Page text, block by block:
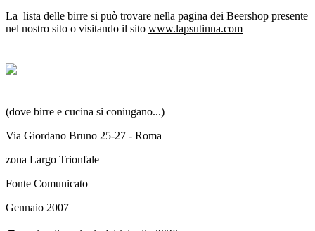
La lista delle birre si può trovare nella pagina dei Beershop presente
nel nostro sito o visitando il sito www.lapsutinna.com
(dove birre e cucina si coniugano...)
Via Giordano Bruno 25-27 - Roma
zona Largo Trionfale
Fonte Comunicato
Gennaio 2007